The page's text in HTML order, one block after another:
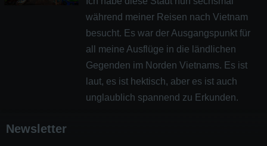
während meiner Reisen nach Vietnam
besucht. Es war der Ausgangspunkt für
all meine Ausflüge in die ländlichen
Gegenden im Norden Vietnams. Es ist
laut, es ist hektisch, aber es ist auch
unglaublich spannend zu Erkunden.
Newsletter